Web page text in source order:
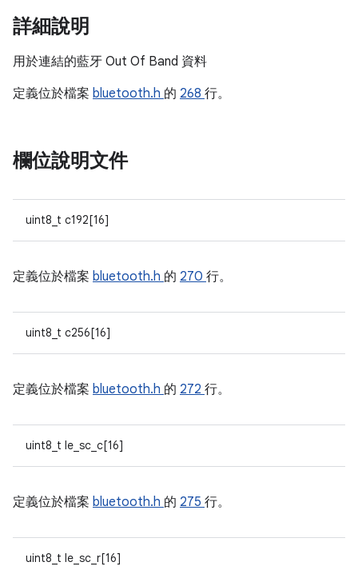
詳細說明
用於連結的藍牙 Out Of Band 資料
定義位於檔案 bluetooth.h 的 268 行。
欄位說明文件
uint8_t c192[16]
定義位於檔案 bluetooth.h 的 270 行。
uint8_t c256[16]
定義位於檔案 bluetooth.h 的 272 行。
uint8_t le_sc_c[16]
定義位於檔案 bluetooth.h 的 275 行。
uint8_t le_sc_r[16]